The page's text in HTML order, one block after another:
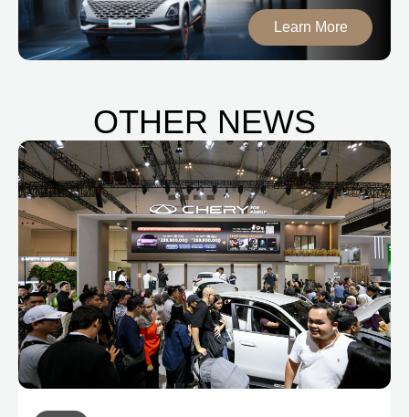
Learn More
OTHER NEWS